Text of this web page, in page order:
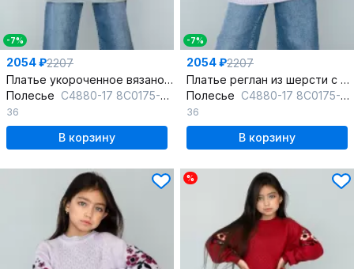
-7%
2054 ₽2207
Платье укороченное вязаное шерстяное с длинным рукавом-реглан
Полесье С4880-17 8С0175-Д43 146,152 горная_дымка
36
В корзину
-7%
2054 ₽2207
Платье реглан из шерсти с укороченным к низу силуэтом, розовое
Полесье С4880-17 8С0175-Д43 146,152 лавандовый
36
В корзину
%